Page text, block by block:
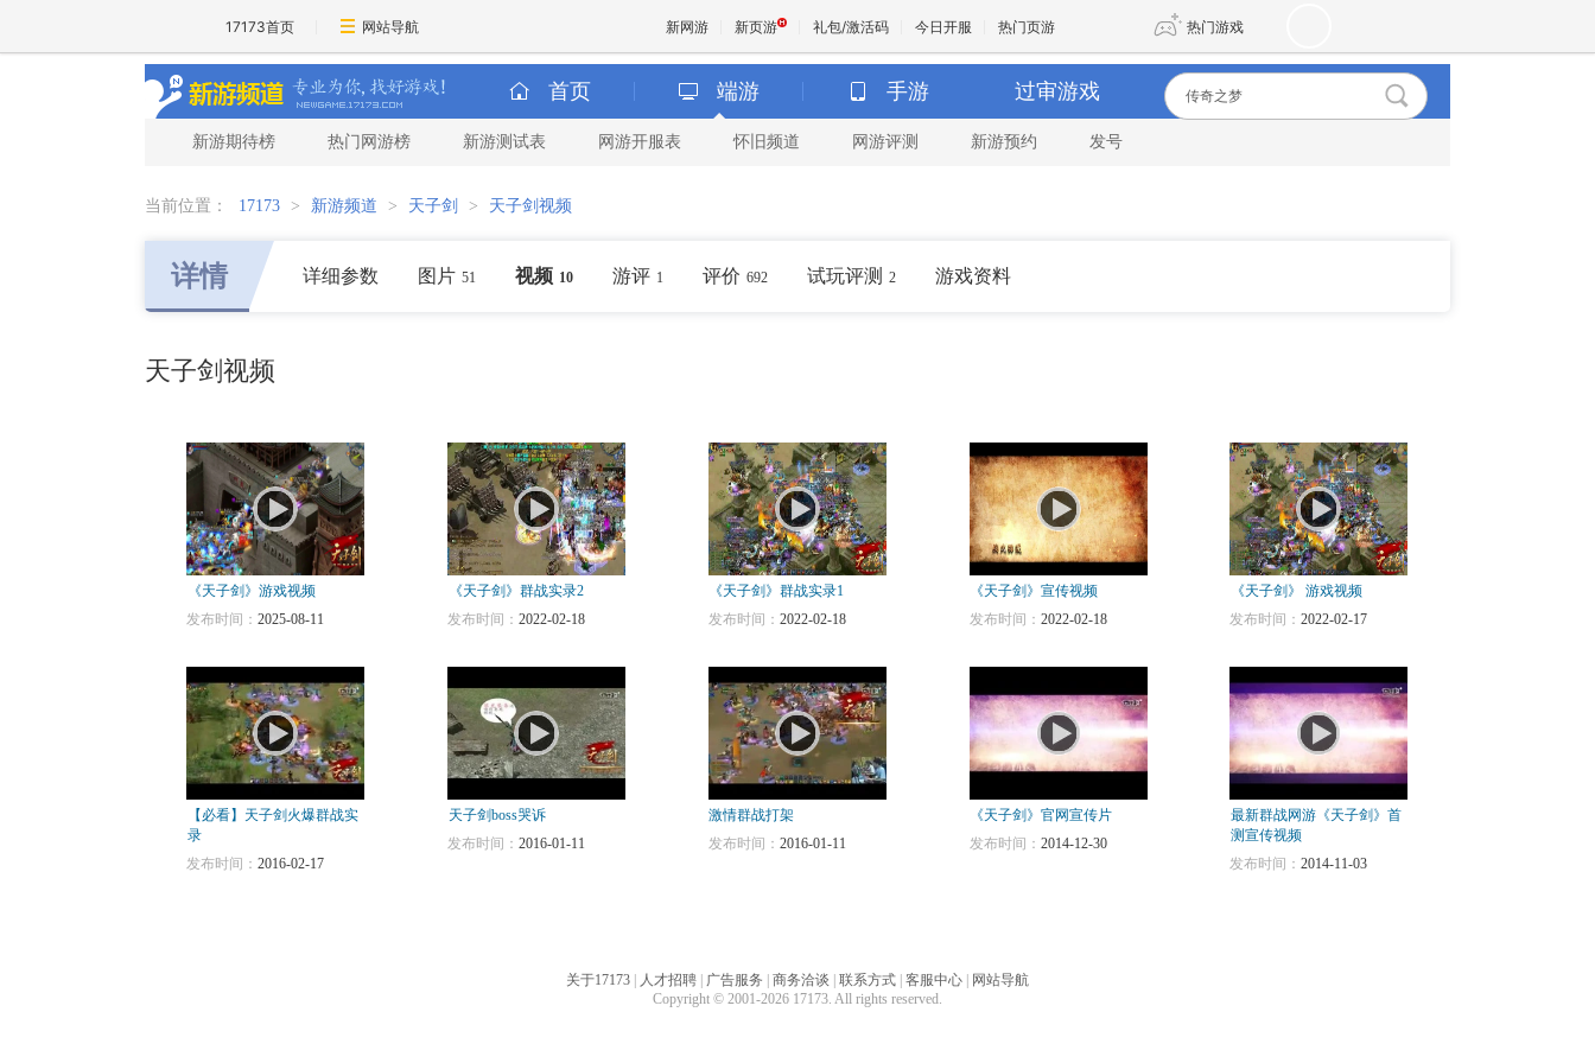
17173首页 网站导航 新网游 新页游 礼包/激活码 今日开服 热门页游 热门游戏
魔兽 DNF
王权与自由
首页 端游 手游 过审游戏
新游期待榜 热门网游榜 新游测试表 网游开服表 怀旧频道 网游评测 新游预约 发号
当前位置： 17173 > 新游频道 > 天子剑 > 天子剑视频
详情 详细参数 图片 51 视频 10 游评 1 评价 692 试玩评测 2 游戏资料
天子剑视频
《天子剑》游戏视频
发布时间： 2025-08-11
《天子剑》群战实录2
发布时间： 2022-02-18
《天子剑》群战实录1
发布时间： 2022-02-18
《天子剑》宣传视频
发布时间： 2022-02-18
《天子剑》 游戏视频
发布时间：2022-02-17
【必看】天子剑火爆群战实
录
发布时间： 2016-02-17
天子剑boss哭诉
发布时间： 2016-01-11
激情群战打架
发布时间： 2016-01-11
《天子剑》官网宣传片
发布时间： 2014-12-30
最新群战网游《天子剑》首
测宣传视频
发布时间：2014-11-03
关于17173 人才招聘 广告服务 商务洽谈 联系方式 客服中心
网站导航
Copyright © 2001-2026 17173. All rights reserved.